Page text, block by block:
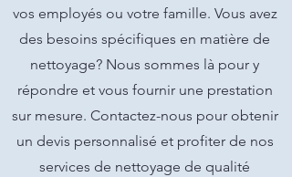
vos employés ou votre famille. Vous avez
des besoins spécifiques en matière de
nettoyage? Nous sommes là pour y
répondre et vous fournir une prestation
sur mesure. Contactez-nous pour obtenir
un devis personnalisé et profiter de nos
services de nettoyage de qualité